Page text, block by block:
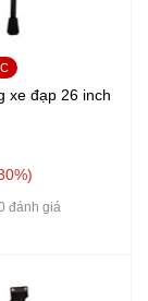
xe đạp 26 inch
đánh giá